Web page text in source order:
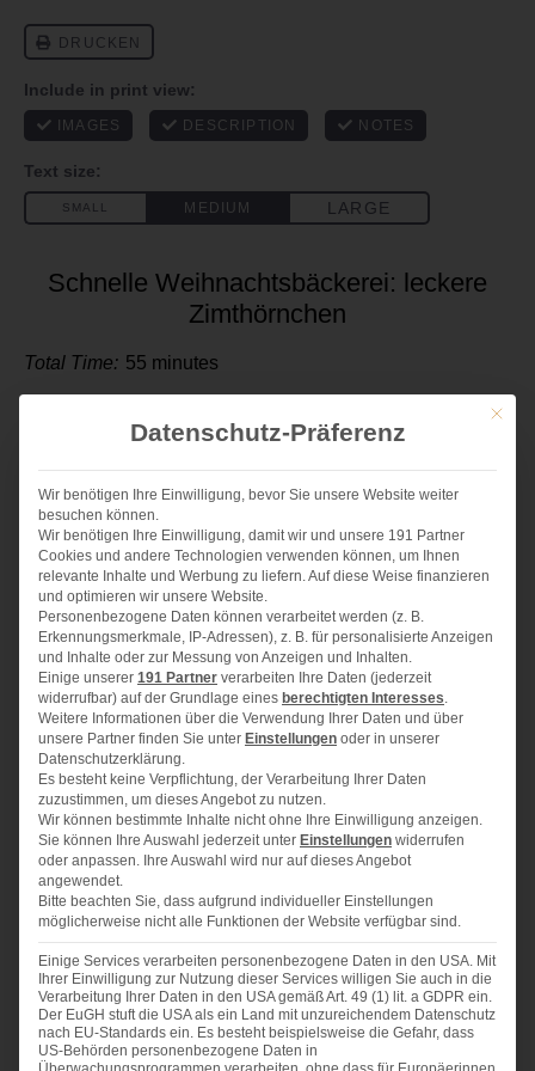
Schnelle Weihnachtsbäckerei: leckere
Zimthörnchen
Total Time: 55 minutes
ZUTATEN
1x 2x 3x
Für ca. 24 Zimthörnchen
250 gMehl
150 gFrischkäse
125 gweiche Butter
3EL Puderzucker
1Päckchen Vanillezucker
1Prise Salz
1/2TL Zimt
Füllung
2EL sehr weiche Butter
5EL Zucker und 2 TL Zimt gemischt
1Eigelb
Mit
Datenschutz-Präferenz
Wir benötigen Ihre Einwilligung, bevor Sie unsere Website weiter
besuchen können.
Wir benötigen Ihre Einwilligung, damit wir und unsere 191 Partner
Cookies und andere Technologien verwenden können, um Ihnen
relevante Inhalte und Werbung zu liefern. Auf diese Weise finanzieren
und optimieren wir unsere Website.
Personenbezogene Daten können verarbeitet werden (z. B.
Erkennungsmerkmale, IP-Adressen), z. B. für personalisierte Anzeigen
und Inhalte oder zur Messung von Anzeigen und Inhalten.
Einige unserer 191 Partner verarbeiten Ihre Daten (jederzeit
widerrufbar) auf der Grundlage eines berechtigten Interesses.
Weitere Informationen über die Verwendung Ihrer Daten und über
unsere Partner finden Sie unter Einstellungen oder in unserer
Datenschutzerklärung.
Es besteht keine Verpflichtung, der Verarbeitung Ihrer Daten
zuzustimmen, um dieses Angebot zu nutzen.
Wir können bestimmte Inhalte nicht ohne Ihre Einwilligung anzeigen.
Sie können Ihre Auswahl jederzeit unter Einstellungen widerrufen
oder anpassen. Ihre Auswahl wird nur auf dieses Angebot
angewendet.
Bitte beachten Sie, dass aufgrund individueller Einstellungen
möglicherweise nicht alle Funktionen der Website verfügbar sind.
Einige Services verarbeiten personenbezogene Daten in den USA. Mit
Ihrer Einwilligung zur Nutzung dieser Services willigen Sie auch in die
Verarbeitung Ihrer Daten in den USA gemäß Art. 49 (1) lit. a GDPR ein.
Der EuGH stuft die USA als ein Land mit unzureichendem Datenschutz
nach EU-Standards ein. Es besteht beispielsweise die Gefahr, dass
US-Behörden personenbezogene Daten in